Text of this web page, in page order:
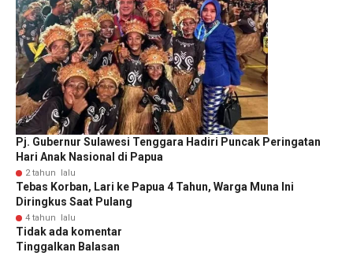
Pj. Gubernur Sulawesi Tenggara Hadiri Puncak Peringatan
Hari Anak Nasional di Papua
2 tahun lalu
Tebas Korban, Lari ke Papua 4 Tahun, Warga Muna Ini
Diringkus Saat Pulang
4 tahun lalu
Tidak ada komentar
Tinggalkan Balasan